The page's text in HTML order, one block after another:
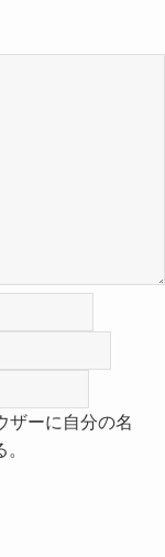
ザーに自分の名